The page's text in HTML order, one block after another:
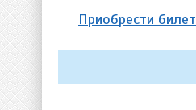
Приобрести билет